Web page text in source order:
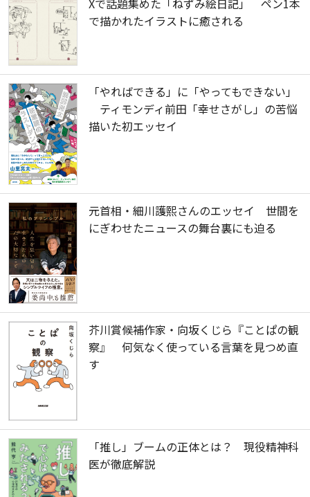
Xで話題集めた「ねずみ絵日記」 ペン1本
で描かれたイラストに癒される
「やればできる」に「やってもできない」
ティモンディ前田「幸せさがし」の苦悩
描いた初エッセイ
元首相・細川護熙さんのエッセイ 世間を
にぎわせたニュースの舞台裏にも迫る
芥川賞候補作家・向坂くじら『ことぱの観
察』 何気なく使っている言葉を見つめ直
す
「推し」ブームの正体とは？ 現役精神科
医が徹底解説